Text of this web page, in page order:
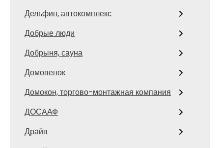
Дельфин, автокомплекс
Добрые люди
Добрыня, сауна
Домовенок
Домокон, торгово-монтажная компания
ДОСААФ
Драйв